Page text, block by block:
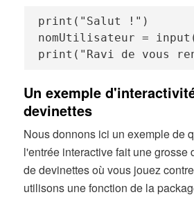
print("Salut !")
nomUtilisateur =
print("Ravi de vous
Un exemple
devinettes
Nous donnons ici un exemple de
l'entrée interactive fait une grosse
de devinettes où vous jouez
utilisons une fonction de la